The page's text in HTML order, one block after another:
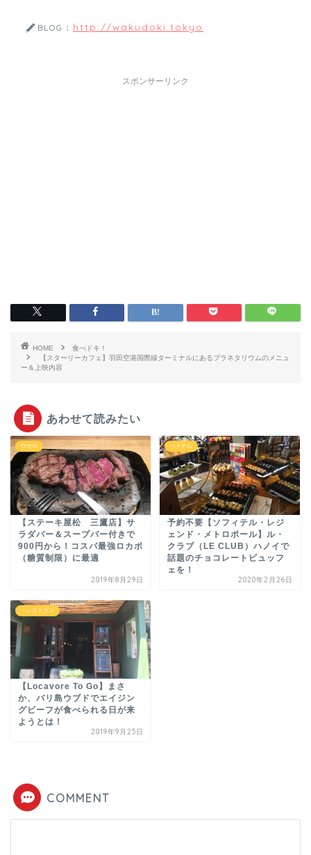
BLOG： http://wakudoki.tokyo
スポンサーリンク
HOME
食べドキ！
【スターリーカフェ】羽田空港国際線ターミナルにあるプラネタリウムのメニュ
ー＆上映内容
あわせて読みたい
ロカボ
【ステーキ屋松 三鷹店】サ
ラダバー＆スープバー付きで
900円から！コスパ最強ロカボ
（糖質制限）に最適
2019年8月29日
ベトナム
予約不要【ソフィテル・レジ
ェンド・メトロポール】ル・
クラブ（LE CLUB）ハノイで
話題のチョコレートビュッフ
ェを！
2020年2月26日
－レストラン
【Locavore To Go】まさ
か、バリ島ウブドでエイジン
グビーフが食べられる日が来
ようとは！
2019年9月25日
COMMENT